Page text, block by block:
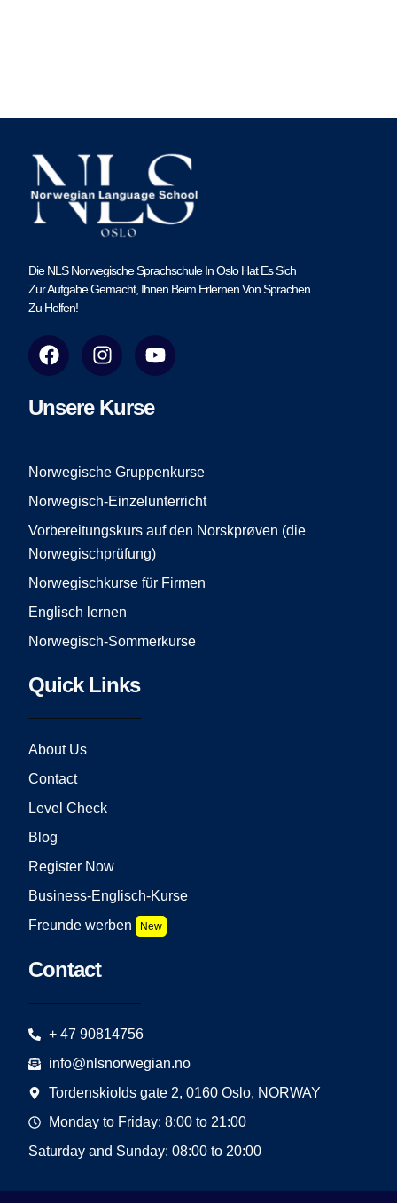
Die NLS Norwegische Sprachschule In Oslo Hat Es Sich
Zur Aufgabe Gemacht, Ihnen Beim Erlernen Von Sprachen
Zu Helfen!
F
a
e
o
o
I
n
t
g
r
m
Y
o
t
e
Unsere Kurse
Norwegische Gruppenkurse
Norwegisch-Einzelunterricht
Vorbereitungskurs auf den Norskprøven (die
Norwegischprüfung)
Norwegischkurse für Firmen
Englisch lernen
Norwegisch-Sommerkurse
Quick Links
About Us
Contact
Level Check
Blog
Register Now
Business-Englisch-Kurse
Freunde werben
New
Contact
+ 47 90814756
info@nlsnorwegian.no
Tordenskiolds gate 2, 0160 Oslo, NORWAY
Monday to Friday: 8:00 to 21:00
Saturday and Sunday: 08:00 to 20:00